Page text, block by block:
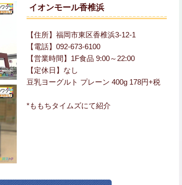
イオンモール香椎浜
【住所】福岡市東区香椎浜3-12-1
【電話】092-673-6100
【営業時間】1F食品 9:00～22:00
【定休日】なし
豆乳ヨーグルト プレーン 400g 178円+税
*ももちタイムズにて紹介